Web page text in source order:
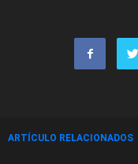
ARTÍCULO RELACIONADOS